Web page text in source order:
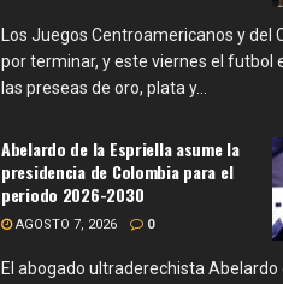
Los Juegos Centroamericanos y del
por terminar, y este viernes el futbol
las preseas de oro, plata y...
Abelardo de la Espriella asume la
presidencia de Colombia para el
periodo 2026-2030
AGOSTO 7, 2026 0
El abogado ultraderechista Abelardo